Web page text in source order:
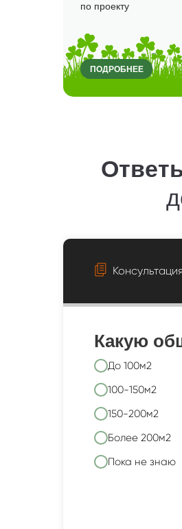
по проекту
ПОДРОБНЕЕ
Какую
До 100м2
100-150м2
150-200м2
Более 200м2
Пока не знаю